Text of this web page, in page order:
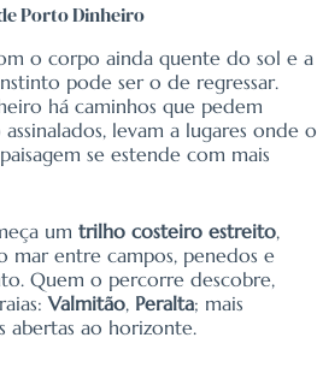
Porto Dinheiro
o corpo ainda quente do sol e a
pode ser o de regressar.
há caminhos que pedem
levam a lugares onde o
se estende com mais
um trilho costeiro estreito,
mar entre campos, penedos e
Quem o percorre descobre,
Valmitão, Peralta; mais
abertas ao horizonte.